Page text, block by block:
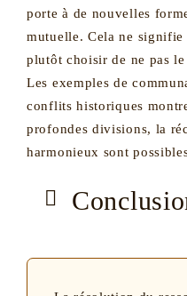
porte à de nouvelles
mutuelle. Cela ne signifie
plutôt choisir de ne pas
Les exemples de
conflits historiques
profondes divisions, la
harmonieux sont